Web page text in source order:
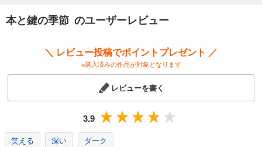
本と鍵の季節 のユーザーレビュー
＼ レビュー投稿でポイントプレゼント ／
※購入済みの作品が対象となります
レビューを書く
3.9
笑える 深い ダーク